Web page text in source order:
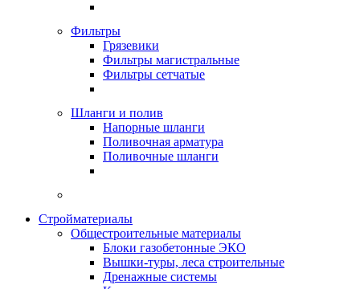
Фильтры
Грязевики
Фильтры магистральные
Фильтры сетчатые
Шланги и полив
Напорные шланги
Поливочная арматура
Поливочные шланги
Стройматериалы
Oбщестроительные материалы
Блоки газобетонные ЭКО
Вышки-туры, леса строительные
Дренажные системы